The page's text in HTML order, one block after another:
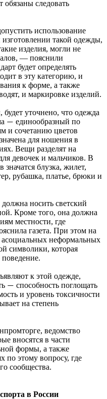
обязаны следовать
использование
изготовлении такой одежды,
изделия, могли не
— пояснили
будет определять
в эту категорию, и
к форме, а также
и маркировке изделий.
уточнено, что одежда
— единообразный по
и сочетанию цветов
для ношения в
Вещи разделят на
девочек и мальчиков. В
блузка, жилет,
рубашка, платье, брюки и
носить светский
Кроме того, она должна
местности, где
газета. При этом на
неформальных
символики, которая
к этой одежде,
— способность поглощать
и уровень токсичности
на степень
ведомство
вносятся в части
формы, а также
по этому вопросу, где
сообщества.
в России